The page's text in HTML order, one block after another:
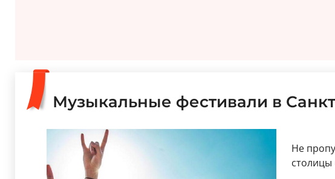
Музыкальные фестивали в
Не